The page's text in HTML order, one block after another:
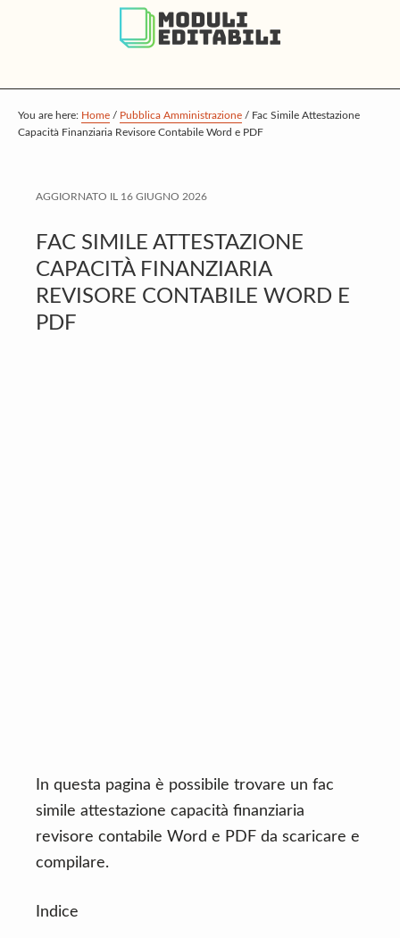
p
t
a
n
c
o
n
p
t
r
m
a
r
y
p
t
o
t
e
r
You are here: Home / Pubblica Amministrazione / Fac Simile Attestazione
Capacità Finanziaria Revisore Contabile Word e PDF
AGGIORNATO IL 16 GIUGNO 2026
FAC SIMILE ATTESTAZIONE
CAPACITÀ FINANZIARIA
REVISORE CONTABILE WORD E
PDF
In questa pagina è possibile trovare un fac
simile attestazione capacità finanziaria
revisore contabile Word e PDF da scaricare e
compilare.
Indice